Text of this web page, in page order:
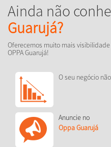
Ainda não
Guarujá?
Oferecemos muito mais
OPPA Guarujá!
O seu negócio
Anuncie no
Oppa Guarujá